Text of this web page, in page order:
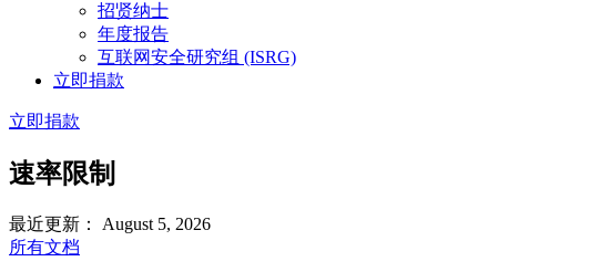
招贤纳士
年度报告
互联网安全研究组 (ISRG)
立即捐款
立即捐款
速率限制
最近更新： August 5, 2026
所有文档